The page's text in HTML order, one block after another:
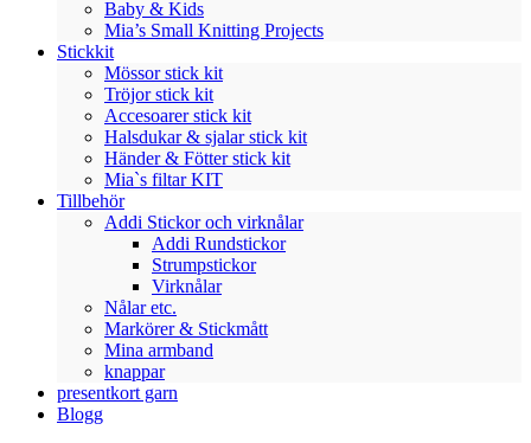
Baby & Kids
Mia’s Small Knitting Projects
Stickkit
Mössor stick kit
Tröjor stick kit
Accesoarer stick kit
Halsdukar & sjalar stick kit
Händer & Fötter stick kit
Mia`s filtar KIT
Tillbehör
Addi Stickor och virknålar
Addi Rundstickor
Strumpstickor
Virknålar
Nålar etc.
Markörer & Stickmått
Mina armband
knappar
presentkort garn
Blogg